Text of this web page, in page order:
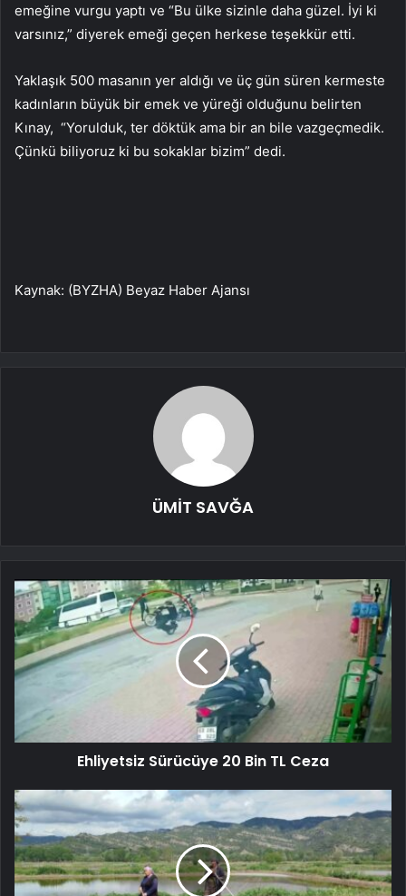
emeğine vurgu yaptı ve “Bu ülke sizinle daha güzel. İyi ki
varsınız,” diyerek emeği geçen herkese teşekkür etti.
Yaklaşık 500 masanın yer aldığı ve üç gün süren kermeste
kadınların büyük bir emek ve yüreği olduğunu belirten
Kınay, “Yorulduk, ter döktük ama bir an bile vazgeçmedik.
Çünkü biliyoruz ki bu sokaklar bizim” dedi.
Kaynak: (BYZHA) Beyaz Haber Ajansı
ÜMİT SAVĞA
Ehliyetsiz Sürücüye 20 Bin TL Ceza